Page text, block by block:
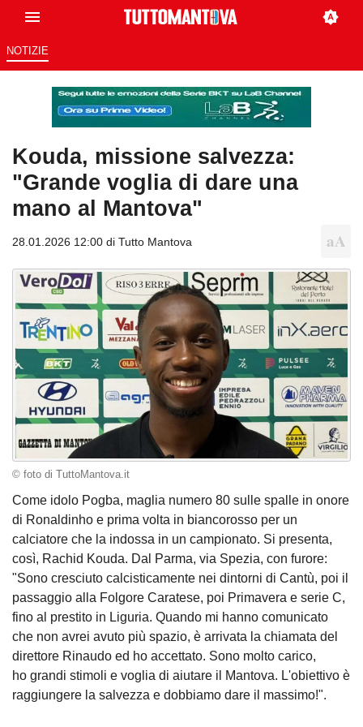
NOTIZIE
Kouda, missione salvezza:
"Grande voglia di dare una
mano al Mantova"
28.01.2026 12:00 di Tutto Mantova
© foto di TuttoMantova.it
Come idolo Pogba, maglia numero 80 sulle spalle in onore
di Ronaldinho e prima volta in biancorosso per un
calciatore che la indossa in un campionato. Si presenta,
così, Rachid Kouda. Dal Parma, via Spezia, con furore:
"Sono cresciuto calcisticamente nei dintorni di Cantù, poi il
passaggio alla Folgore Caratese, poi Primavera e serie C,
fino al prestito in Liguria. Quando mi hanno comunicato
che non avrei avuto più spazio, è arrivata la chiamata del
direttore Rinaudo ed ho accettato. Sono molto carico,
ho grandi stimoli e voglia di aiutare il Mantova. L'obiettivo è
raggiungere la salvezza e dobbiamo dare il massimo!".